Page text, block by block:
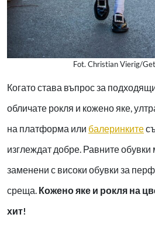
Fot. Christian Vierig/
Когато става въпрос за
обличате рокля и кожено яке,
на платформа или балеринките
изглеждат добре. Равните обувки
заменени с високи обувки за
среща. Кожено яке и рокля на
хит!